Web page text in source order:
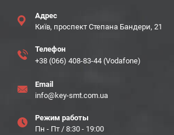
Адрес
Київ, проспект Степана Бандери, 21
Телефон
+38 (066) 408-83-44 (Vodafone)
Email
info@key-smt.com.ua
Режим работы
Пн - Пт / 8:30 - 19:00